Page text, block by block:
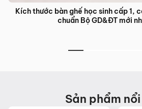
Bàn ghế đào tạo trung tâm ngoại
Sản phẩm